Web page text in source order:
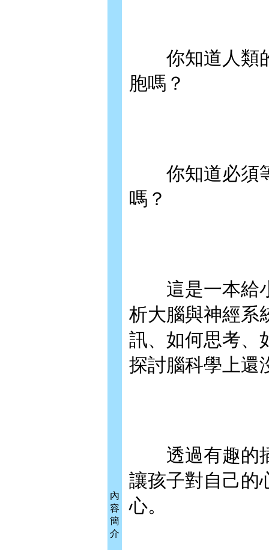
內
容
簡
介
你知道人類的
胞嗎？
你知道必須等
嗎？
這是一本給小
析大腦與神經系
訊、如何思考、
探討腦科學上還
透過有趣的插
讓孩子對自己的
心。